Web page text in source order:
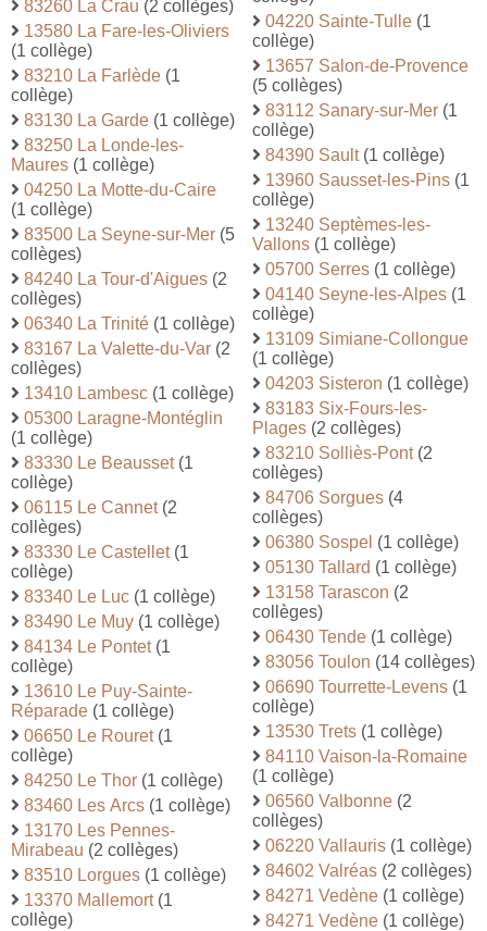
83260 La Crau (2 collèges)
13580 La Fare-les-Oliviers
(1 collège)
83210 La Farlède (1
collège)
83130 La Garde (1 collège)
83250 La Londe-les-
Maures (1 collège)
04250 La Motte-du-Caire
(1 collège)
83500 La Seyne-sur-Mer (5
collèges)
84240 La Tour-d'Aigues (2
collèges)
06340 La Trinité (1 collège)
83167 La Valette-du-Var (2
collèges)
13410 Lambesc (1 collège)
05300 Laragne-Montéglin
(1 collège)
83330 Le Beausset(1
collège)
06115 Le Cannet(2
collèges)
83330 Le Castellet(1
collège)
83340 Le Luc (1 collège)
83490 Le Muy (1 collège)
84134 Le Pontet(1
collège)
13610 Le Puy-Sainte-
Réparade (1 collège)
06650 Le Rouret(1
collège)
84250 Le Thor (1 collège)
83460 Les Arcs (1 collège)
13170 Les Pennes-
Mirabeau (2 collèges)
83510 Lorgues (1 collège)
13370 Mallemort(1
collège)
04220 Sainte-Tulle (1
collège)
13657 Salon-de-Provence
(5 collèges)
83112 Sanary-sur-Mer (1
collège)
84390 Sault(1 collège)
13960 Sausset-les-Pins (1
collège)
13240 Septèmes-les-
Vallons (1 collège)
05700 Serres (1 collège)
04140 Seyne-les-Alpes (1
collège)
13109 Simiane-Collongue
(1 collège)
04203 Sisteron (1 collège)
83183 Six-Fours-les-
Plages (2 collèges)
83210 Solliès-Pont(2
collèges)
84706 Sorgues (4
collèges)
06380 Sospel (1 collège)
05130 Tallard (1 collège)
13158 Tarascon (2
collèges)
06430 Tende (1 collège)
83056 Toulon (14 collèges)
06690 Tourrette-Levens (1
collège)
13530 Trets (1 collège)
84110 Vaison-la-Romaine
(1 collège)
06560 Valbonne (2
collèges)
06220 Vallauris (1 collège)
84602 Valréas (2 collèges)
84271 Vedène (1 collège)
84271 Vedène (1 collège)